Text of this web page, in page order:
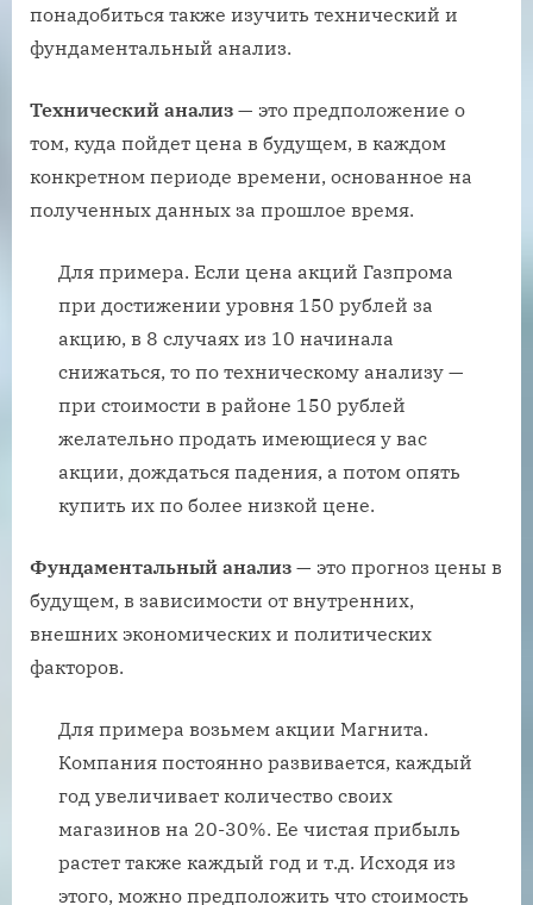
понадобиться также изучить технический и
фундаментальный анализ.
Технический анализ — это предположение о
том, куда пойдет цена в будущем, в каждом
конкретном периоде времени, основанное на
полученных данных за прошлое время.
Для примера. Если цена акций Газпрома
при достижении уровня 150 рублей за
акцию, в 8 случаях из 10 начинала
снижаться, то по техническому анализу —
при стоимости в районе 150 рублей
желательно продать имеющиеся у вас
акции, дождаться падения, а потом опять
купить их по более низкой цене.
Фундаментальный анализ — это прогноз цены в
будущем, в зависимости от внутренних,
внешних экономических и политических
факторов.
Для примера возьмем акции Магнита.
Компания постоянно развивается, каждый
год увеличивает количество своих
магазинов на 20-30%. Ее чистая прибыль
растет также каждый год и т.д. Исходя из
этого, можно предположить что стоимость